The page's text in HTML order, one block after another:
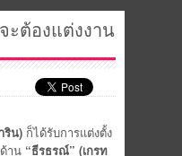
จะต้องแต่งงาน
ริน) ก็ได้รับการแต่งตั้ง
าน “ธีรธรณ์” (เกรท